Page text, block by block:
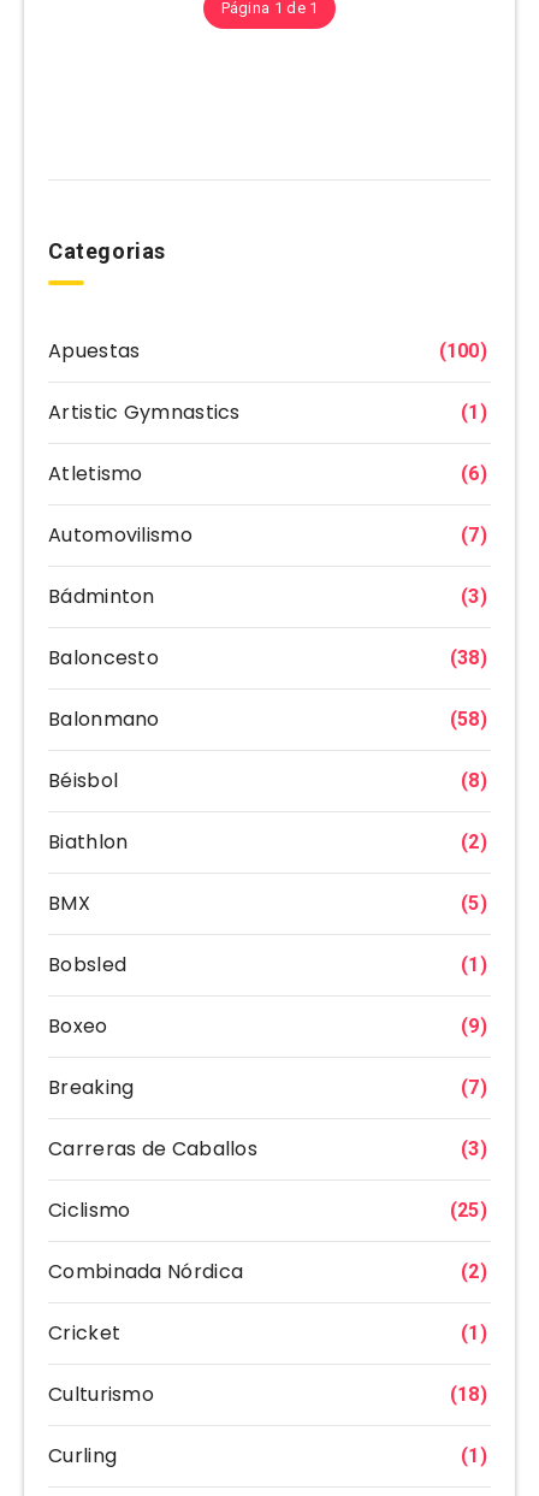
Página 1 de 1
Categorias
Apuestas (100)
Artistic Gymnastics (1)
Atletismo (6)
Automovilismo (7)
Bádminton (3)
Baloncesto (38)
Balonmano (58)
Béisbol (8)
Biathlon (2)
BMX (5)
Bobsled (1)
Boxeo (9)
Breaking (7)
Carreras de Caballos (3)
Ciclismo (25)
Combinada Nórdica (2)
Cricket (1)
Culturismo (18)
Curling (1)